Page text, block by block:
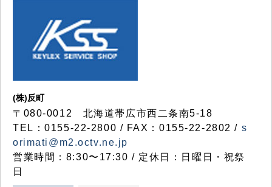
(株)反町
〒080-0012 北海道帯広市西二条南5-18
TEL：0155-22-2800 / FAX：0155-22-2802 / s
orimati@m2.octv.ne.jp
営業時間：8:30〜17:30 / 定休日：日曜日・祝祭
日